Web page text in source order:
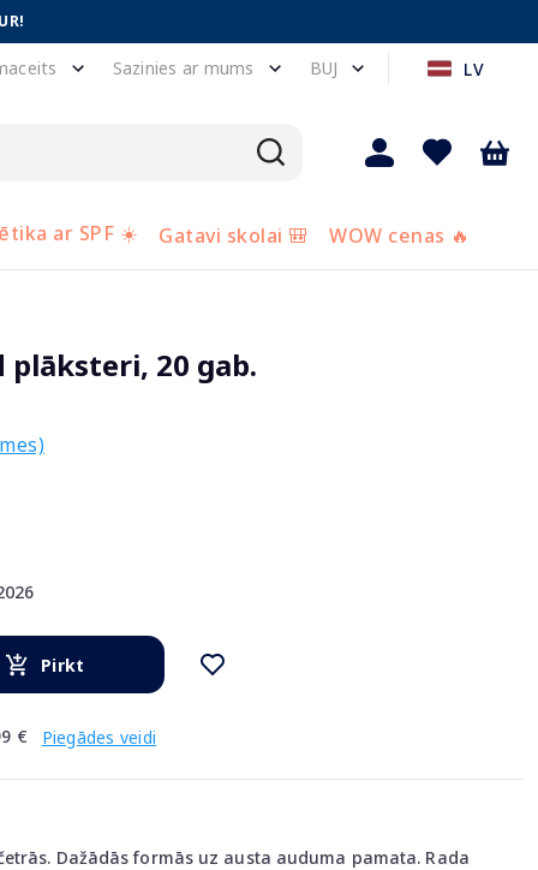
Sazinies ar mums BUJ LV
ar SPF ☀️ Gatavi skolai 🎒 WOW cenas 🔥
plāksteri, 20 gab.
Pirkt
€ Piegādes veidi
Dažādās formās uz austa auduma pamata. Rada